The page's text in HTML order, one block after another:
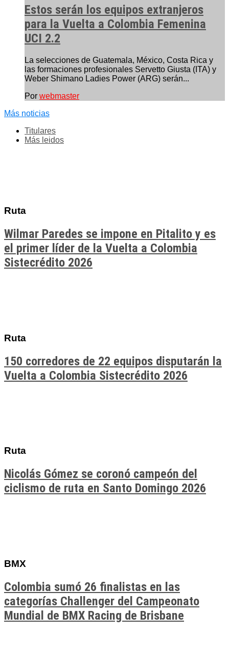
Estos serán los equipos extranjeros
para la Vuelta a Colombia Femenina
UCI 2.2
La selecciones de Guatemala, México, Costa Rica y
las formaciones profesionales Servetto Giusta (ITA) y
Weber Shimano Ladies Power (ARG) serán...
Por webmaster
Más noticias
Titulares
Más leidos
Ruta
Wilmar Paredes se impone en Pitalito y es
el primer líder de la Vuelta a Colombia
Sistecrédito 2026
Ruta
150 corredores de 22 equipos disputarán la
Vuelta a Colombia Sistecrédito 2026
Ruta
Nicolás Gómez se coronó campeón del
ciclismo de ruta en Santo Domingo 2026
BMX
Colombia sumó 26 finalistas en las
categorías Challenger del Campeonato
Mundial de BMX Racing de Brisbane